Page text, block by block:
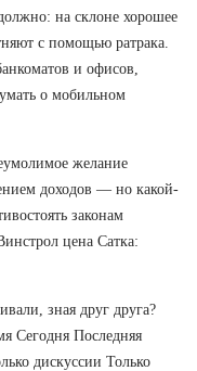
на склоне хорошее
с помощью ратрака.
и офисов,
о мобильном
желание
доходов — но какой-
законам
цена Сатка:
зная друг друга?
Сегодня Последняя
дискуссии Только